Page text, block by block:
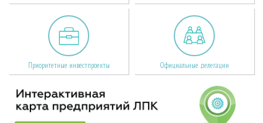
Приоритетные инвестпроекты Официальные делегации